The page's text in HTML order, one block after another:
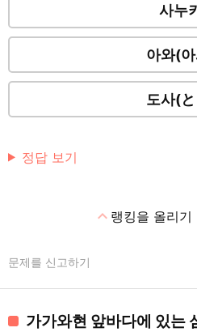
사누
아와(
도사(
정답 보기
expand_less랭킹을 올리기
문제를 신고하기
가가와현 앞바다에 있는